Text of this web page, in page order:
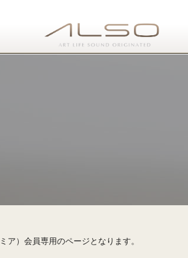
ア）会員専用のページとなります。